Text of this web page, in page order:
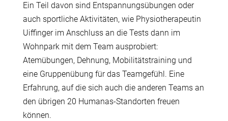
Ein Teil davon sind Entspannungsübungen oder
auch sportliche Aktivitäten, wie Physiotherapeutin
Uiffinger im Anschluss an die Tests dann im
Wohnpark mit dem Team ausprobiert:
Atemübungen, Dehnung, Mobilitätstraining und
eine Gruppenübung für das Teamgefühl. Eine
Erfahrung, auf die sich auch die anderen Teams an
den übrigen 20 Humanas-Standorten freuen
können.